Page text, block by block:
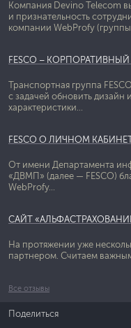
Компания Devino Telecom
и признательность
компании WebProfy
FESCO – КОРПОРАТИВНЫЙ
Транспортная группа
с задачей обновить дизайн
характеристики...
FESCO О ЛИЧНОМ
От имени Департамента
«ДВМП» (далее — FESCO)
WebProfy...
САЙТ
На протяжении уже
партнером. Считаем
Все отзывы
Поделиться